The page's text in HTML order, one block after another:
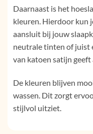
Daarnaast is het
kleuren. Hierdoor kun
aansluit bij jouw
neutrale tinten of juist
van katoen satijn
De kleuren blijven
wassen. Dit zorgt
stijlvol uitziet.